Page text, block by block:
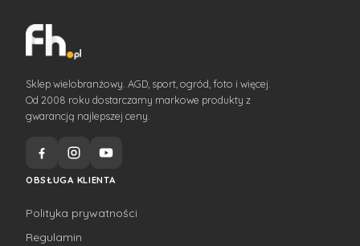
Sklep wielobranżowy. AGD, sport, ogród, foto i więcej.
Od 2008 roku dostarczamy markowe produkty z
gwarancją najlepszej ceny.
OBSŁUGA KLIENTA
Polityka prywatności
Regulamin